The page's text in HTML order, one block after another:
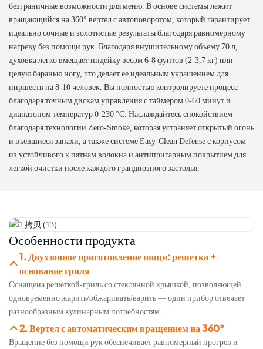
безграничные возможности для меню. В основе системы лежит
вращающийся на 360° вертел с автоповоротом, который гарантирует
идеально сочные и золотистые результаты благодаря равномерному
нагреву без помощи рук. Благодаря внушительному объему 70 л,
духовка легко вмещает индейку весом 6-8 фунтов (2-3,7 кг) или
целую баранью ногу, что делает ее идеальным украшением для
пиршеств на 8-10 человек. Вы полностью контролируете процесс
благодаря точным дискам управления с таймером 0-60 минут и
диапазоном температур 0-230 °C. Наслаждайтесь спокойствием
благодаря технологии Zero-Smoke, которая устраняет открытый огонь
и въевшиеся запахи, а также системе Easy-Clean Defense с корпусом
из устойчивого к пятнам волокна и антипригарным покрытием для
легкой очистки после каждого грандиозного застолья.
Особенности продукта
1. Двухзонное приготовление пищи: решетка +
основание гриля
Оснащена решеткой-гриль со стеклянной крышкой, позволяющей
одновременно жарить/обжаривать/варить — один прибор отвечает
разнообразным кулинарным потребностям.
2. Вертел с автоматическим вращением на 360°
Вращение без помощи рук обеспечивает равномерный прогрев и